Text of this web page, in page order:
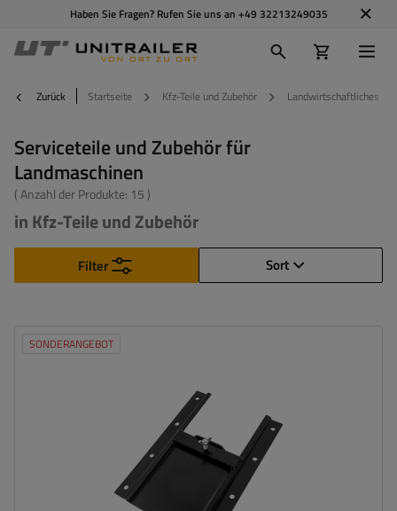
Haben Sie Fragen? Rufen Sie uns an +49 32213249035
Zurück Startseite Kfz-Teile und Zubehör Landwirtschaftliches
Serviceteile und Zubehör für
Landmaschinen
( Anzahl der Produkte: 15 )
in Kfz-Teile und Zubehör
Sort
Filter
SONDERANGEBOT